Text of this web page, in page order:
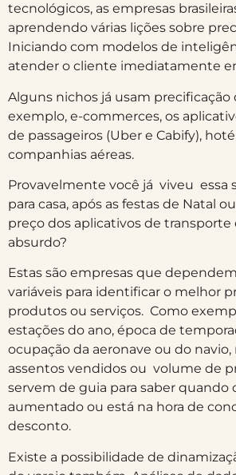
tecnológicos, as empresas
aprendendo várias lições sobre
Iniciando com modelos de
atender o cliente imediatamente
Alguns nichos já usam precificação
exemplo, e-commerces, os
de passageiros (Uber e Cabify),
companhias aéreas.
Provavelmente você já viveu essa
para casa, após as festas de Natal
preço dos aplicativos de transporte
absurdo?
Estas são empresas que
variáveis para identificar o melhor
produtos ou serviços. Como
estações do ano, época de
ocupação da aeronave ou do
assentos vendidos ou volume de
servem de guia para saber quando
aumentado ou está na hora de
desconto.
Existe a possibilidade de